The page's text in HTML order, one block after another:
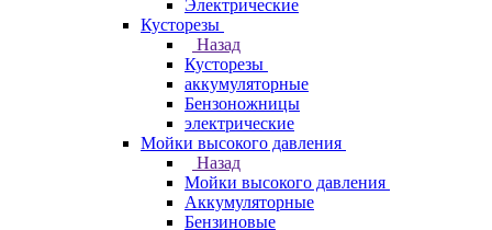
Электрические
Кусторезы
Назад
Кусторезы
аккумуляторные
Бензоножницы
электрические
Мойки высокого давления
Назад
Мойки высокого давления
Аккумуляторные
Бензиновые